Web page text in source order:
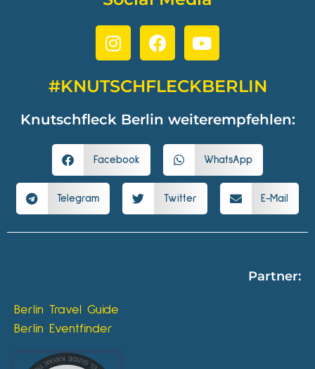
#KNUTSCHFLECKBERLIN
Knutschfleck Berlin weiterempfehlen:
Facebook WhatsApp
Telegram Twitter E-Mail
Partner:
Berlin Travel Guide
Berlin Eventfinder